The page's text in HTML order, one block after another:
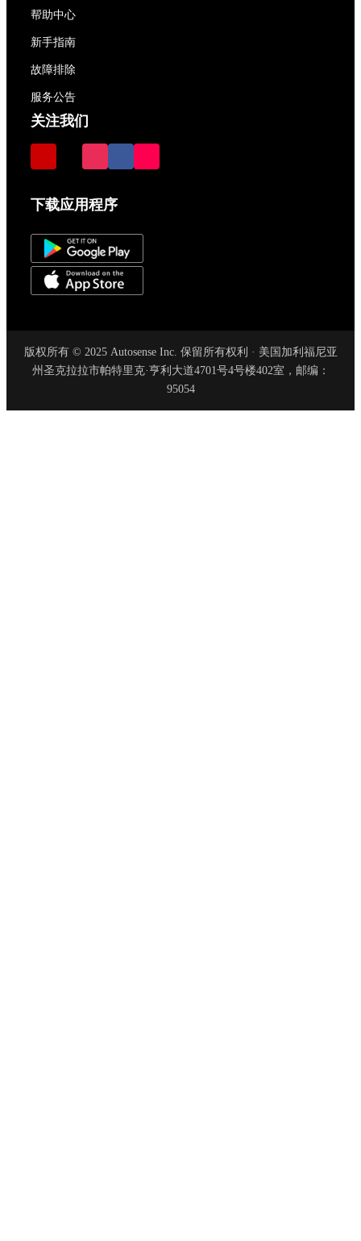
帮助中心
新手指南
故障排除
服务公告
关注我们
下载应用程序
版权所有 © 2025 Autosense Inc. 保留所有权利 · 美国加利福尼亚
州圣克拉拉市帕特里克·亨利大道4701号4号楼402室，邮编：
95054